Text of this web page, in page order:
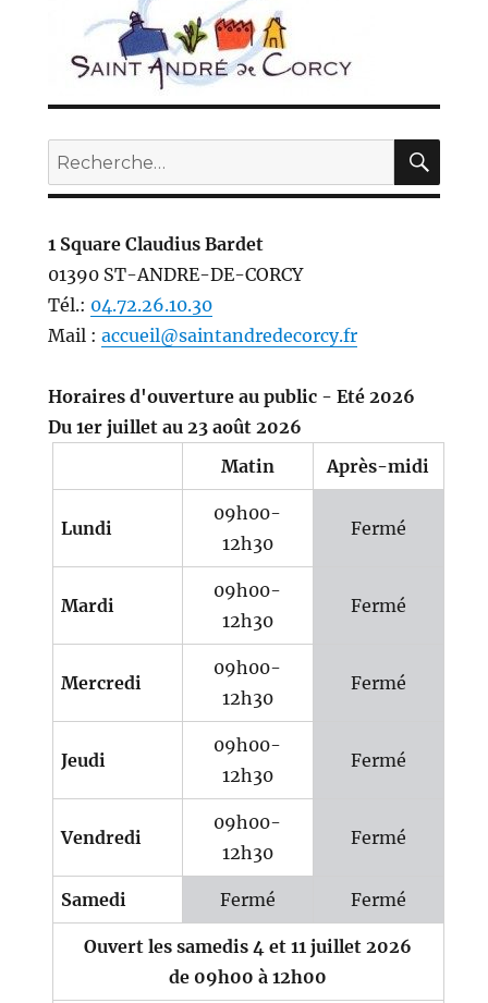
Recherche
pour :
1 Square Claudius Bardet
01390 ST-ANDRE-DE-CORCY
Tél.: 04.72.26.10.30
Mail : accueil@saintandredecorcy.fr
Horaires d'ouverture au public - Eté 2026
Du 1er juillet au 23 août 2026
Matin
Après-midi
Lundi
09h00-
12h30
Fermé
Mardi
09h00-
12h30
Fermé
Mercredi
09h00-
12h30
Fermé
Jeudi
09h00-
12h30
Fermé
Vendredi
09h00-
12h30
Fermé
Samedi Fermé Fermé
Ouvert les samedis 4 et 11 juillet 2026
de 09h00 à 12h00